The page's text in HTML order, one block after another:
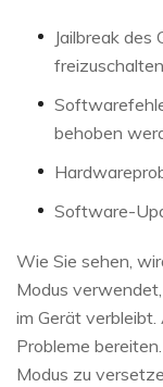
Jailbreak des
freizuschalten
behoben
Software-
Wie Sie sehen,
Modus
im Gerät
Probleme
Modus zu